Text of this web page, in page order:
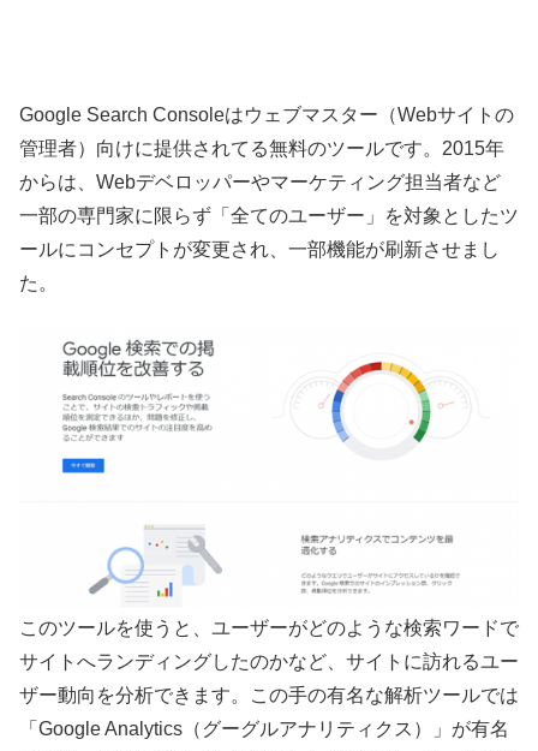
Google Search Consoleはウェブマスター（Webサイトの
管理者）向けに提供されてる無料のツールです。2015年
からは、Webデベロッパーやマーケティング担当者など
一部の専門家に限らず「全てのユーザー」を対象としたツ
ールにコンセプトが変更され、一部機能が刷新させまし
た。
このツールを使うと、ユーザーがどのような検索ワードで
サイトへランディングしたのかなど、サイトに訪れるユー
ザー動向を分析できます。この手の有名な解析ツールでは
「Google Analytics（グーグルアナリティクス）」が有名